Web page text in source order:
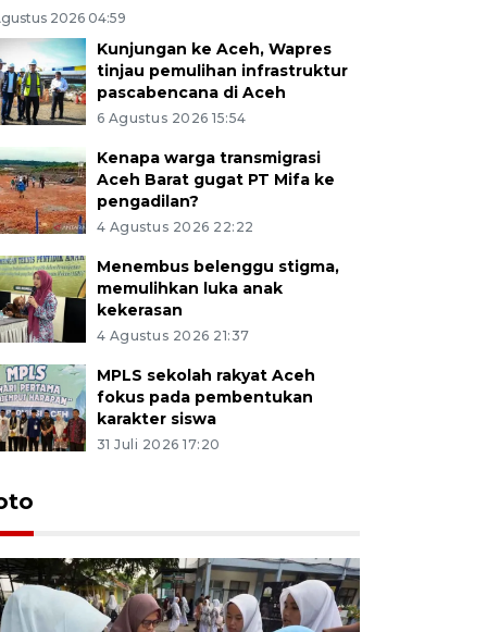
2026 04:59
Kunjungan ke Aceh, Wapres
tinjau pemulihan infrastruktur
pascabencana di Aceh
6 Agustus 2026 15:54
Kenapa warga transmigrasi
Aceh Barat gugat PT Mifa ke
pengadilan?
4 Agustus 2026 22:22
Menembus belenggu stigma,
memulihkan luka anak
kekerasan
4 Agustus 2026 21:37
MPLS sekolah rakyat Aceh
fokus pada pembentukan
karakter siswa
31 Juli 2026 17:20